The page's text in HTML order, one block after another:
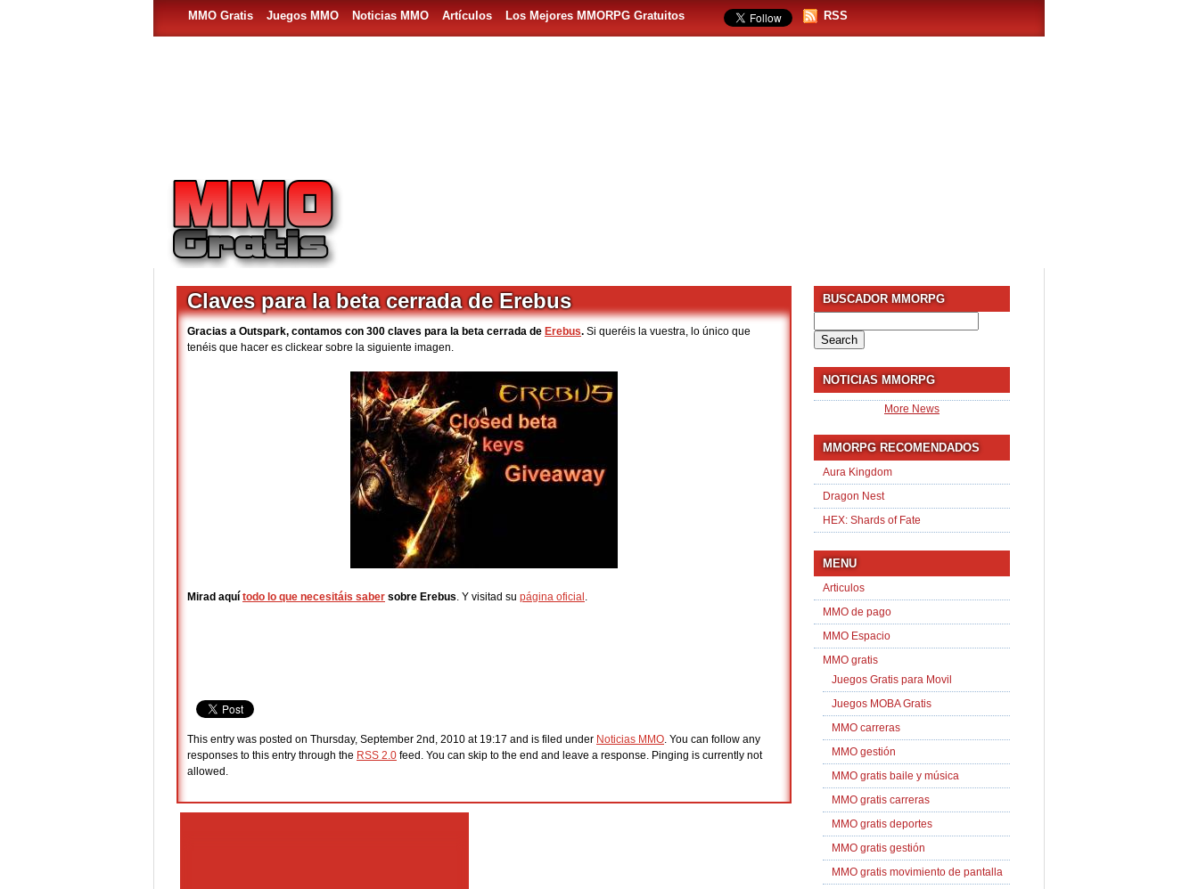
MMO Gratis Juegos MMO Noticias MMO Artículos Los Mejores MMORPG Gratuitos RSS
Claves para la beta cerrada de Erebus
Gracias a Outspark, contamos con 300 claves para la beta cerrada de Erebus. Si queréis la vuestra, lo único que
tenéis que hacer es clickear sobre la siguiente imagen.
Mirad aquí todo lo que necesitáis saber sobre Erebus. Y visitad su página oficial .
This entry was posted on Thursday, September 2nd, 2010 at 19:17 and is filed under Noticias MMO. You can follow any
responses to this entry through the RSS 2.0 feed. You can skip to the end and leave a response. Pinging is currently not
allowed.
BUSCADOR MMORPG
for:
NOTICIAS MMORPG
More News
MMORPG RECOMENDADOS
Aura Kingdom
Dragon Nest
HEX: Shards of Fate
MENU
Articulos
MMO de pago
MMO Espacio
MMO gratis
Juegos Gratis para Movil
Juegos MOBA Gratis
MMO carreras
MMO gestión
MMO gratis baile y música
MMO gratis carreras
MMO gratis deportes
MMO gratis gestión
MMO gratis movimiento de pantalla